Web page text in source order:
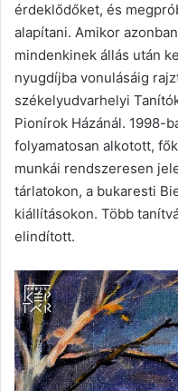
érdeklődőket, és
alapítani. Amikor
mindenkinek állás után
nyugdíjba vonulásáig
székelyudvarhelyi
Pionírok Házánál. 1998-
folyamatosan alkotott,
munkái rendszeresen
tárlatokon, a bukaresti
kiállításokon. Több
elindított.